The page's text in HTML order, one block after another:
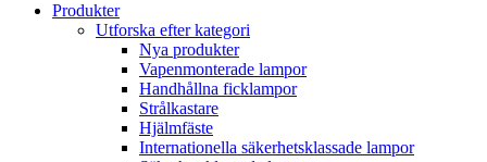
Produkter
Utforska efter kategori
Nya produkter
Vapenmonterade lampor
Handhållna ficklampor
Strålkastare
Hjälmfäste
Internationella säkerhetsklassade lampor